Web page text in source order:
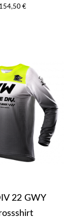
154,50 €
22 GWY